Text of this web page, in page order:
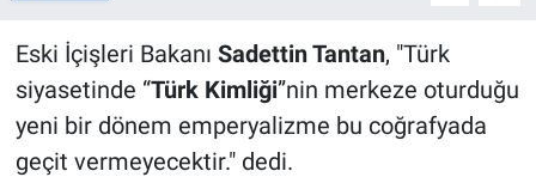
Eski İçişleri Bakanı Sadettin Tantan, "Türk
siyasetinde “Türk Kimliği”nin merkeze oturduğu
yeni bir dönem emperyalizme bu coğrafyada
geçit vermeyecektir." dedi.